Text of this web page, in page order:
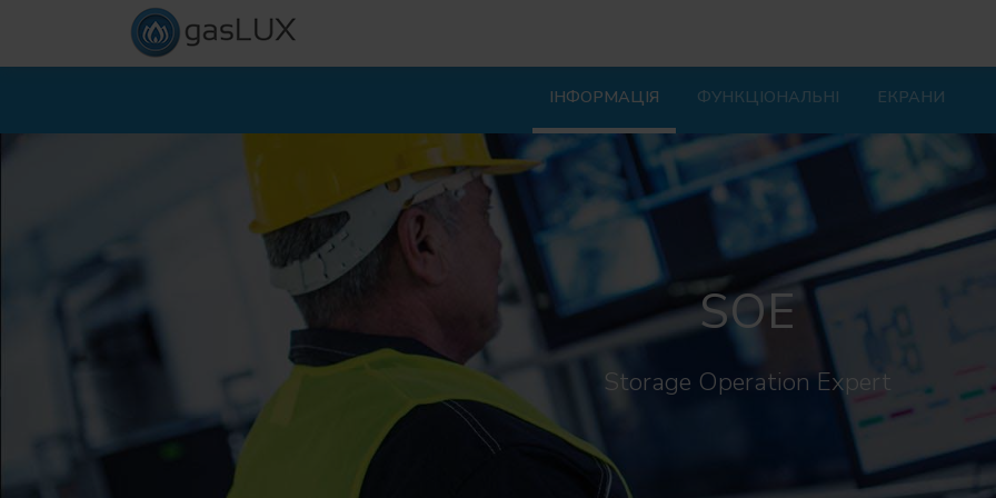
ІНФОРМАЦІЯ ФУНКЦІОНАЛЬНІ ЕКРАНИ
SOE
Storage Operation Expert